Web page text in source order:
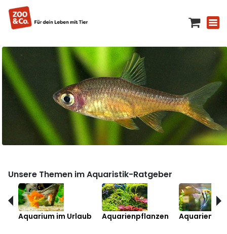
Unsere Themen im Aquaristik-Ratgeber
Aquarium im Urlaub Aquarienpflanzen